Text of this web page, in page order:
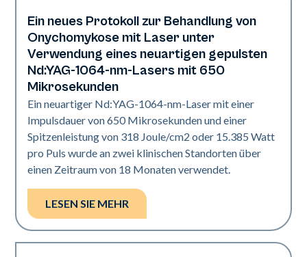
Nägel
Ein neues Protokoll zur Behandlung von
Onychomykose mit Laser unter
Verwendung eines neuartigen gepulsten
Nd:YAG-1064-nm-Lasers mit 650
Mikrosekunden
Ein neuartiger Nd:YAG-1064-nm-Laser mit einer
Impulsdauer von 650 Mikrosekunden und einer
Spitzenleistung von 318 Joule/cm2 oder 15.385 Watt
pro Puls wurde an zwei klinischen Standorten über
einen Zeitraum von 18 Monaten verwendet.
LESEN SIE MEHR